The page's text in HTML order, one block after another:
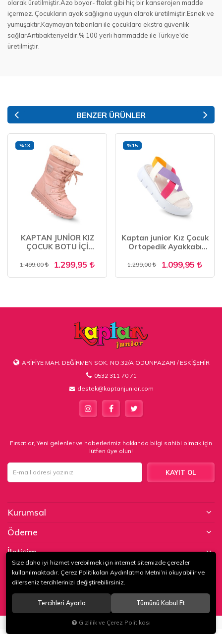
olarak üretilmiştir.Azo boyar- ftalat gibi hiç bir kanserojen madde
içermez. Çocukların ayak sağlıgına uygun olarak üretilmiştir.Esnek ve
yumuşaktır.Kaymayan tabanları ile çocuklara ekstra güvenlik
sağlarAntibakteriyeldir.% 100 yerli hammadde ile Türkiye'de
üretilmiştir.
BENZER ÜRÜNLER
KAPTAN JUNİOR KIZ
ÇOCUK BOTU İÇİ
1.499,00 1.299,95
%13
Kaptan junior Kız Çocuk
Ortopedik Ayakkabı
1.299,00 1.099,95
%15
ARİFİYE MAH. DEĞİRMEN SOK. NO:32/A ODUNPAZARI / ESKİŞEHİR
0532 311 70 71
destek@kaptanjunior.com
Fırsatlar, Yeni gelenler ve haberlerimiz hakkında bilgi sahibi olmak için
lütfen üye olun!
KAYIT OL
Kurumsal
Ödeme
İletişim
© 2020KAPTAN KUNDURA DERİ MAMÜLLERİ KONF. TİC. VE SAN. LTD.
ŞTİ. Tüm hakları saklıdır.
Yeni Nesil E-Ticaret Sistemleri ile Hazırlanmıştır.
Size daha iyi hizmet verebilmek için internet sitemizde çerezler
kullanılmaktadır. Çerez Politikaları Aydınlatma Metni’ni okuyabilir ve
dilerseniz tercihlerinizi değiştirebilirsiniz.
Tercihleri Ayarla Tümünü Kabul Et
Gizlilik ve Çerez Politikası